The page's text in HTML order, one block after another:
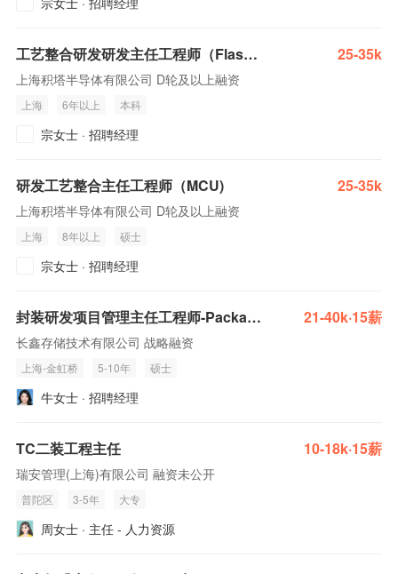
工艺整合研发研发主任工程师（Flash） 25-35k
上海积塔半导体有限公司 D轮及以上融资
上海 6年以上 本科
宗女士 · 招聘经理
研发工艺整合主任工程师（MCU) 25-35k
上海积塔半导体有限公司 D轮及以上融资
上海 8年以上 硕士
宗女士 · 招聘经理
封装研发项目管理主任工程师-Packaging R&D Project Management Staff Engineer(J19867) 21-40k·15薪
长鑫存储技术有限公司 战略融资
上海-金虹桥 5-10年 硕士
牛女士 · 招聘经理
TC二装工程主任 10-18k·15薪
瑞安管理(上海)有限公司 融资未公开
普陀区 3-5年 大专
周女士 · 主任 - 人力资源